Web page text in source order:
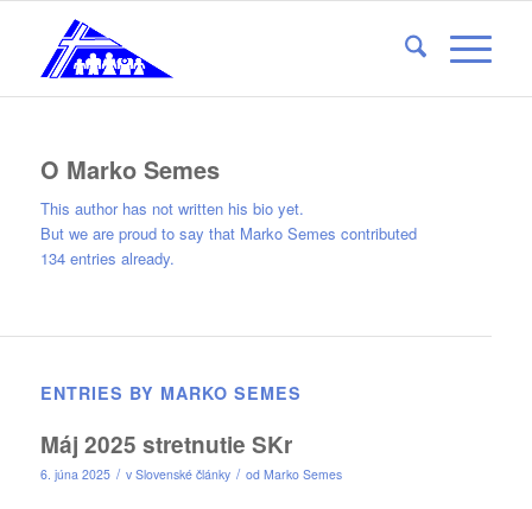
O Marko Semes
This author has not written his bio yet.
But we are proud to say that Marko Semes contributed
134 entries already.
ENTRIES BY MARKO SEMES
Máj 2025 stretnutie SKr
6. júna 2025 / v Slovenské články / od Marko Semes